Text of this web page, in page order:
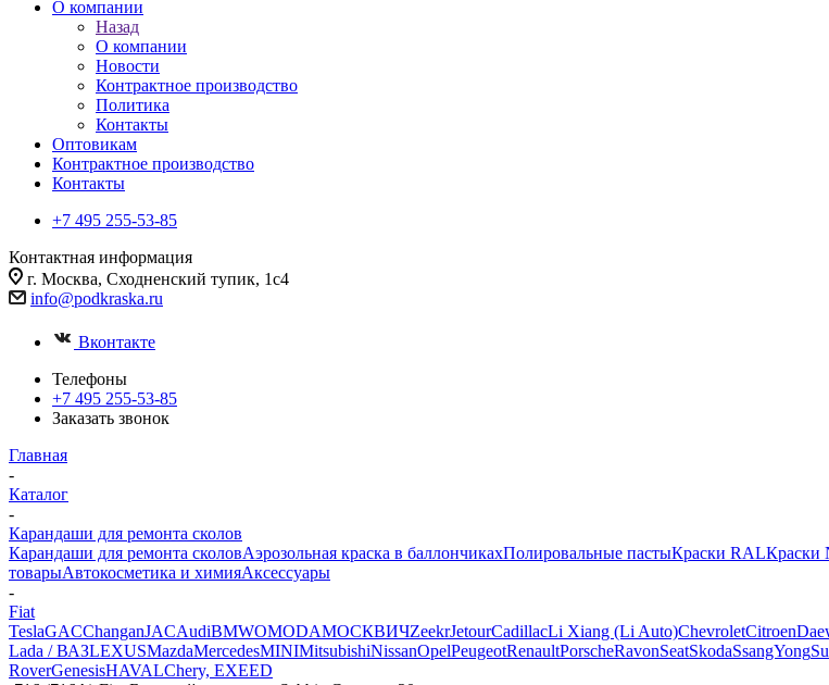
О компании
Назад
О компании
Новости
Контрактное производство
Политика
Контакты
Оптовикам
Контрактное производство
Контакты
+7 495 255-53-85
Контактная информация
г. Москва, Сходненский тупик, 1с4
info@podkraska.ru
Вконтакте
Телефоны
+7 495 255-53-85
Заказать звонок
Главная
-
Каталог
-
Карандаши для ремонта сколов
Карандаши для ремонта сколовАэрозольная краска в баллончикахПолировальные пастыКраски RALКраски
товарыАвтокосметика и химияАксессуары
-
Fiat
TeslaGACChanganJACAudiBMWOMODAМОСКВИЧZeekrJetourCadillacLi Xiang (Li Auto)ChevroletCitroen
Lada / ВАЗLEXUSMazdaMercedesMINIMitsubishiNissanOpelPeugeotRenaultPorscheRavonSeatSkodaSsangYong
RoverGenesisHAVALChery, EXEED